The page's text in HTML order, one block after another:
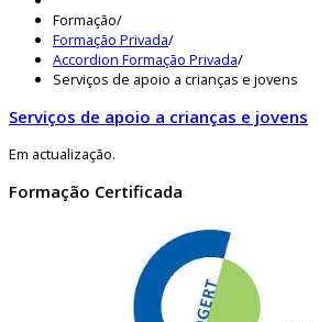
Formação/
Formação Privada/
Accordion Formação Privada/
Serviços de apoio a crianças e jovens
Serviços de apoio a crianças e jovens
Em actualização.
Formação Certificada